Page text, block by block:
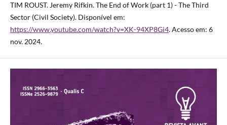
TIM ROUST. Jeremy Rifkin. The End of Work (part 1) - The Third
Sector (Civil Society). Disponível em:
https://www.youtube.com/watch?v=XK-94XP8Gi4. Acesso em: 6
nov. 2024.